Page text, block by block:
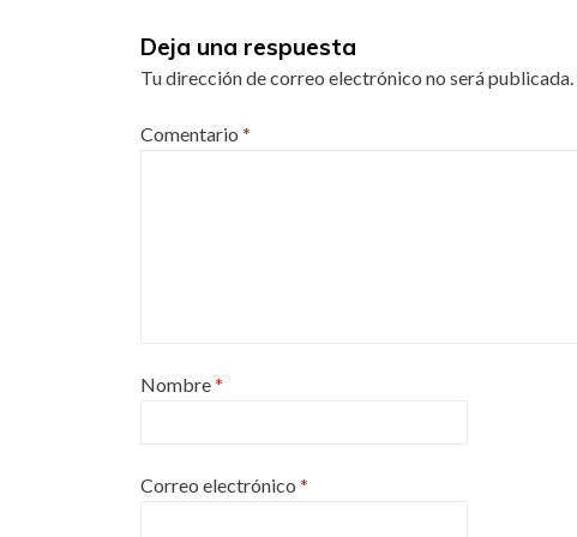
Deja una respuesta
Tu dirección de correo electrónico no será publicada.
Comentario *
Nombre*
Correo electrónico *